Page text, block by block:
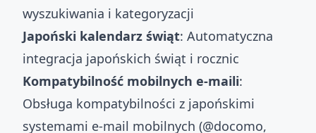
wyszukiwania i kategoryzacji
Japoński kalendarz świąt: Automatyczna
integracja japońskich świąt i rocznic
Kompatybilność mobilnych e-maili:
Obsługa kompatybilności z japońskimi
systemami e-mail mobilnych (@docomo,